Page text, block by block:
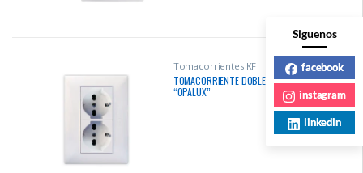
Tomacorrientes KF
TOMACORRIENTE DOBLE SHUKO
“OPALUX”
Siguenos
facebook
instagram
linkedin